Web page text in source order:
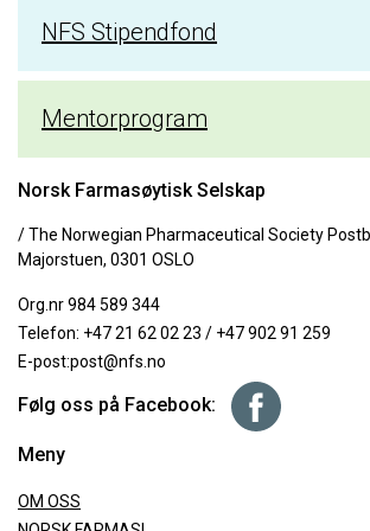
NFS Stipendfond
Mentorprogram
Norsk Farmasøytisk Selskap
/ The Norwegian Pharmaceutical Society
Majorstuen, 0301 OSLO
Org.nr 984 589 344
Telefon: +47 21 62 02 23 / +47 902 91 259
E-post:post@nfs.no
Følg oss på Facebook:
Meny
OM OSS